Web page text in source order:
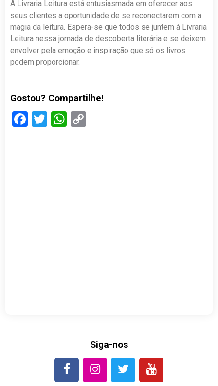
A Livraria Leitura está entusiasmada em oferecer aos
seus clientes a oportunidade de se reconectarem com a
magia da leitura. Espera-se que todos se juntem à Livraria
Leitura nessa jornada de descoberta literária e se deixem
envolver pela emoção e inspiração que só os livros
podem proporcionar.
Gostou? Compartilhe!
Facebook
TwitterWhatsApp
Siga-nos